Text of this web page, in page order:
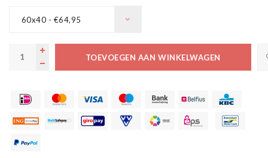
60x40 - €64,95
TOEVOEGEN AAN WINKELWAGEN